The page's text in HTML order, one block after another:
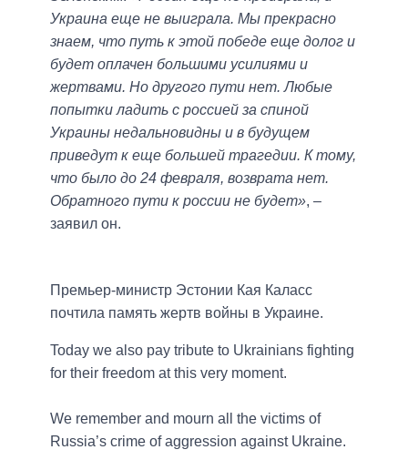
Украина еще не выиграла. Мы прекрасно
знаем, что путь к этой победе еще долог и
будет оплачен большими усилиями и
жертвами. Но другого пути нет. Любые
попытки ладить с россией за спиной
Украины недальновидны и в будущем
приведут к еще большей трагедии. К тому,
что было до 24 февраля, возврата нет.
Обратного пути к россии не будет», –
заявил он.
Премьер-министр Эстонии Кая Каласс
почтила память жертв войны в Украине.
Today we also pay tribute to Ukrainians fighting
for their freedom at this very moment.
We remember and mourn all the victims of
Russia’s crime of aggression against Ukraine.